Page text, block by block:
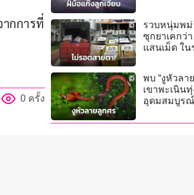
กการที่
0 ครั้ง
รวบหนุ่มพม่
ซุกยาเคกว่
แสนเม็ด ใ
พบ “งูหัวลา
เขาพะเนิน
อุดมสมบูร